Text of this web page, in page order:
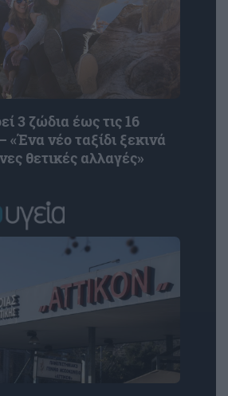
3 ζώδια έως τις 16
νέο ταξίδι ξεκινά
θετικές αλλαγές»